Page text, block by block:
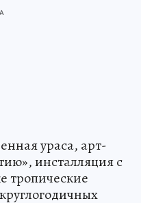
ураса, арт-
инсталляция с
тропические